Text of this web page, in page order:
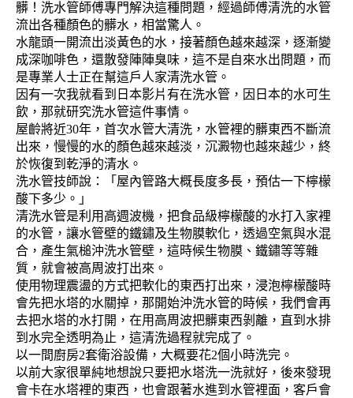
髒！洗水管師傅專門解決這種問題，經過師傅清洗的水管
流出各種顏色的髒水，相當驚人。
水龍頭一開流出淡黃色的水，接著顏色越來越深，逐漸變
成深咖啡色，還散發陣陣臭味，這不是自來水出問題，而
是專業人士正在幫這戶人家清洗水管。
因有一次我就看到日本影片有在洗水管，因日本的水可生
飲，那就研究洗水管這件事情。
屋齡將近30年，首次水管大清洗，水管裡的髒東西不斷流
出來，慢慢的水的顏色越來越淡，沉澱物也越來越少，終
於恢復到乾淨的清水。
洗水管技師說：「屋內管路大概長度多長，預估一下檸檬
酸下多少。」
清洗水管是利用高週波機，把食品級檸檬酸的水打入家裡
的水管，讓水管壁的鐵鏽及生物膜軟化，透過空氣與水混
合，產生氣槌沖洗水管壁，這時候生物膜、鐵鏽等等雜
質，就會被高周波打出來。
使用物理震盪的方式把軟化的東西打出來，浸泡檸檬酸時
會先把水塔的水關掉，那開始沖洗水管的時候，我們會再
去把水塔的水打開，在用高周波把髒東西剝離，直到水排
到水完全透明為止，這清洗過程就完成了。
以一間廚房2套衛浴設備，大概要花2個小時洗完。
以前大家很單純地想說只要把水塔洗一洗就好，後來發現
會卡在水塔裡的東西，也會跟著水進到水管裡面，客戶會